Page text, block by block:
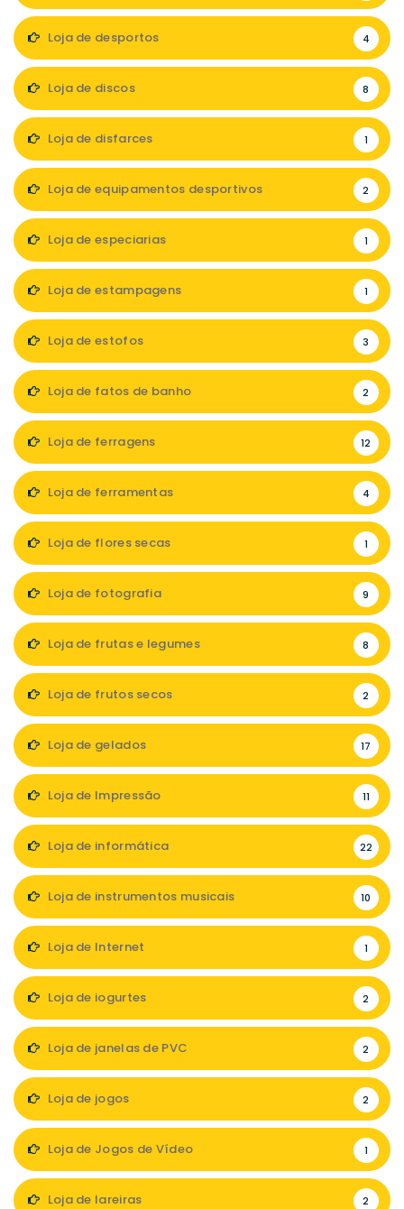
Loja de desportos 4
Loja de discos 8
Loja de disfarces 1
Loja de equipamentos desportivos 2
Loja de especiarias 1
Loja de estampagens 1
Loja de estofos 3
Loja de fatos de banho 2
Loja de ferragens 12
Loja de ferramentas 4
Loja de flores secas 1
Loja de fotografia 9
Loja de frutas e legumes 8
Loja de frutos secos 2
Loja de gelados 17
Loja de Impressão 11
Loja de informática 22
Loja de instrumentos musicais 10
Loja de Internet 1
Loja de iogurtes 2
Loja de janelas de PVC 2
Loja de jogos 2
Loja de Jogos de Vídeo 1
Loja de lareiras 2